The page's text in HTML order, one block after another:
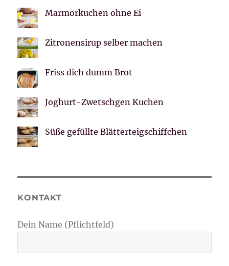
Marmorkuchen ohne Ei
Zitronensirup selber machen
Friss dich dumm Brot
Joghurt-Zwetschgen Kuchen
Süße gefüllte Blätterteigschiffchen
KONTAKT
Dein Name (Pflichtfeld)